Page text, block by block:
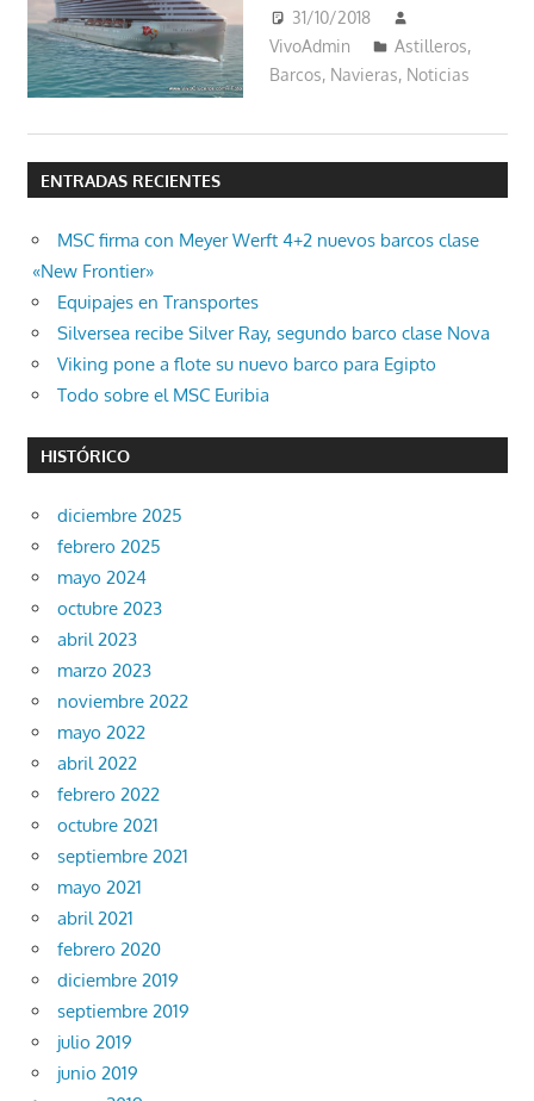
31/10/2018
VivoAdmin
Astilleros,
Barcos, Navieras, Noticias
ENTRADAS RECIENTES
MSC firma con Meyer Werft 4+2 nuevos barcos clase
«New Frontier»
Equipajes en Transportes
Silversea recibe Silver Ray, segundo barco clase Nova
Viking pone a flote su nuevo barco para Egipto
Todo sobre el MSC Euribia
HISTÓRICO
diciembre 2025
febrero 2025
mayo 2024
octubre 2023
abril 2023
marzo 2023
noviembre 2022
mayo 2022
abril 2022
febrero 2022
octubre 2021
septiembre 2021
mayo 2021
abril 2021
febrero 2020
diciembre 2019
septiembre 2019
julio 2019
junio 2019